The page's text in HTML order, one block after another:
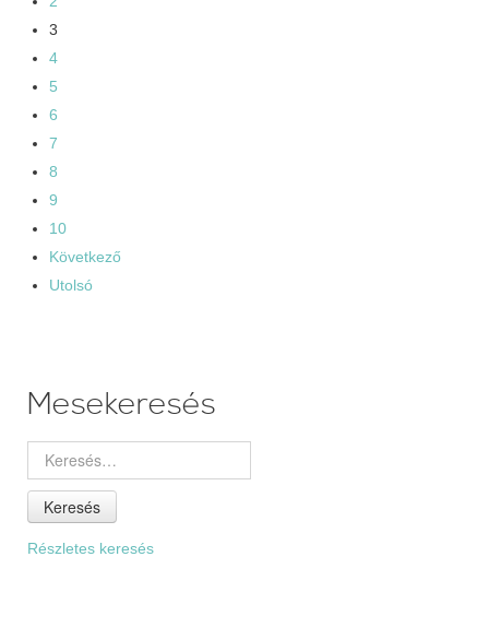
3
4
5
6
7
8
9
10
Következő
Utolsó
Mesekeresés
Keresés
Részletes keresés